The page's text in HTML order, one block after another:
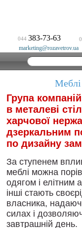
044 383-73-63
marketing@rozavetrov.ua
Меблі
Група компаній
в металеві
харчової
дзеркальним
по дизайну
За ступенем
меблі можна
одягом і елітним
інші стають
власника,
силах і
завтрашній день.